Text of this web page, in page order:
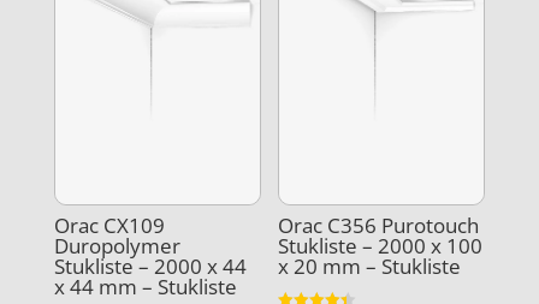
Orac CX109
Duropolymer
Stukliste – 2000 x 44
x 44 mm – Stukliste
Orac C356 Purotouch
Stukliste – 2000 x 100
x 20 mm – Stukliste